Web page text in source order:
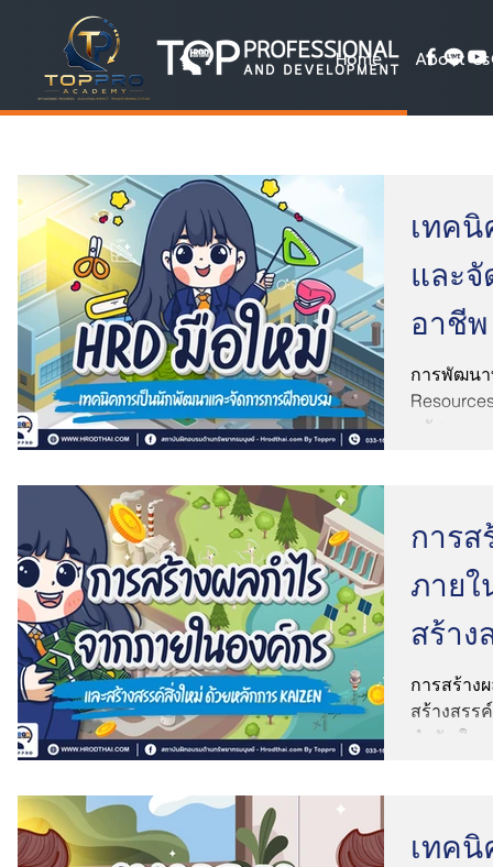
Home About Us
เทค
และ
อาชี
ใหม่
การพัฒนา
ทรัพยาก
การส
ภายใ
สร้าง
หลักก
การสร้าง
สร้างสรร
สำคัญใน
เทค